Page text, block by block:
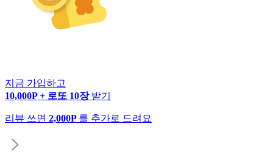
지금 가입하고
10,000P + 로또 10장 받기
리뷰 쓰면 2,000P 를 추가로 드려요